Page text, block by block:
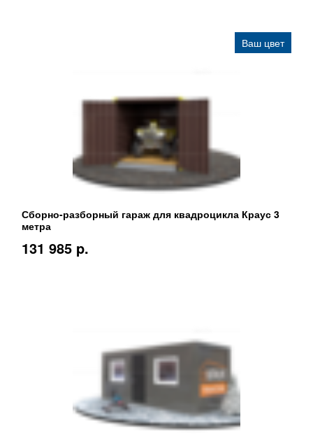
Ваш цвет
Сборно-разборный гараж для квадроцикла Краус 3
метра
131 985 p.